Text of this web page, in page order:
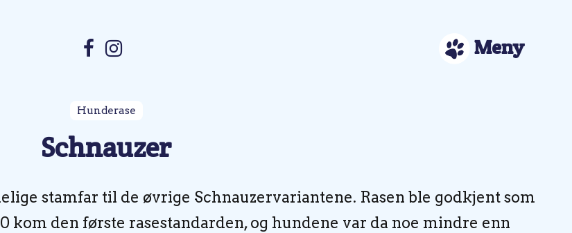
Meny
Hunderase
Schnauzer
stamfar til de øvrige Schnauzervariantene. Rasen ble godkjent som
kom den første rasestandarden, og hundene var da noe mindre enn